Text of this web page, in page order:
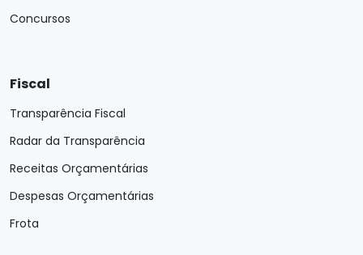
Concursos
Fiscal
Transparência Fiscal
Radar da Transparência
Receitas Orçamentárias
Despesas Orçamentárias
Frota